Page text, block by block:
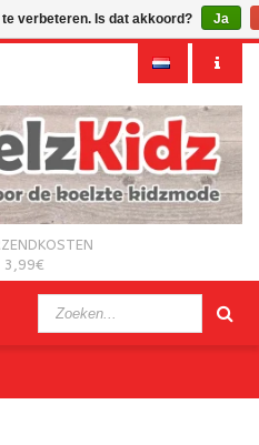
3,99€
verbeteren. Is dat akkoord? Ja